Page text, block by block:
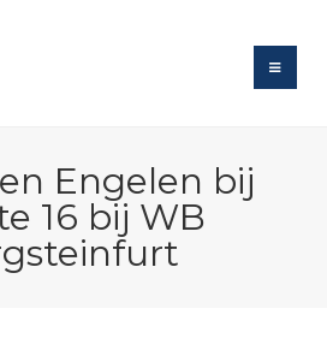
Engelen bij
16 bij WB